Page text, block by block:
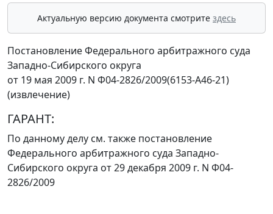
Актуальную версию документа смотрите здесь
Постановление Федерального арбитражного суда
Западно-Сибирского округа
от 19 мая 2009 г. N Ф04-2826/2009(6153-А46-21)
(извлечение)
ГАРАНТ:
По данному делу см. также постановление
Федерального арбитражного суда Западно-
Сибирского округа от 29 декабря 2009 г. N Ф04-
2826/2009